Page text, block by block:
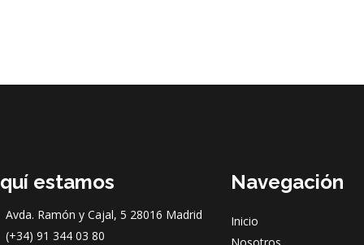
estamos
Avda. Ramón y Cajal, 5 28016 Madrid
(+34) 91 344 03 80
Navegación
Inicio